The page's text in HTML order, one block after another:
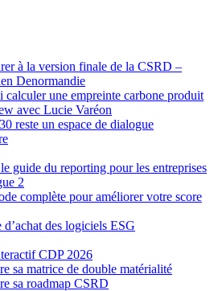
à la version finale de la CSRD –
Denormandie
calculer une empreinte carbone produit
avec Lucie Varéon
reste un espace de dialogue
guide du reporting pour les entreprises
2
complète pour améliorer votre score
des logiciels ESG
CDP 2026
sa matrice de double matérialité
sa roadmap CSRD